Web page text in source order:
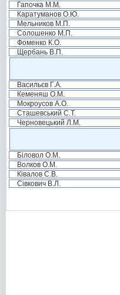
Гапочка М.М.
Каратуманов О.Ю.
Мельников М.П.
Солошенко М.П.
Фоменко К.О.
Щербань В.П.
Васильєв Г.А.
Кеменяш О.М.
Мокроусов А.О.
Сташевський С.Т.
Черновецький Л.М.
Біловол О.М.
Волков О.М.
Ківалов С.В.
Сівкович В.Л.